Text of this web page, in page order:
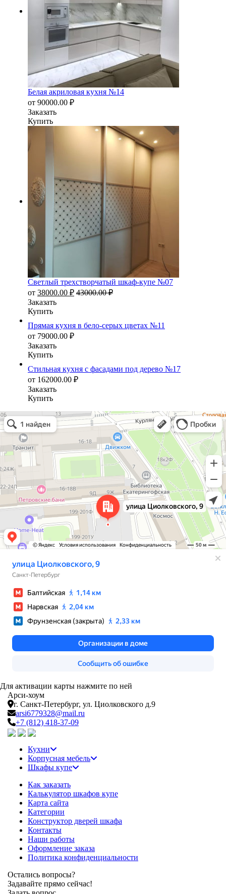
Белая акриловая кухня №14
от 90000.00 ₽
Заказать
Купить
Светлый трехстворчатый шкаф-купе №07
от 38000.00 ₽ 43000.00₽
Заказать
Купить
Прямая кухня в бело-серых цветах №11
от 79000.00 ₽
Заказать
Купить
Стильная кухня с фасадами под дерево №17
от 162000.00 ₽
Заказать
Купить
Для активации карты нажмите по ней
Арси-хоум
г. Санкт-Петербург, ул. Циолковского д.9
arsi6779328@mail.ru
+7 (812) 418-37-09
Кухни
Корпусная мебель
Шкафы купе
Как заказать
Калькулятор шкафов купе
Карта сайта
Категории
Конструктор дверей шкафа
Контакты
Наши работы
Оформление заказа
Политика конфиденциальности
Остались вопросы?
Задавайте прямо сейчас!